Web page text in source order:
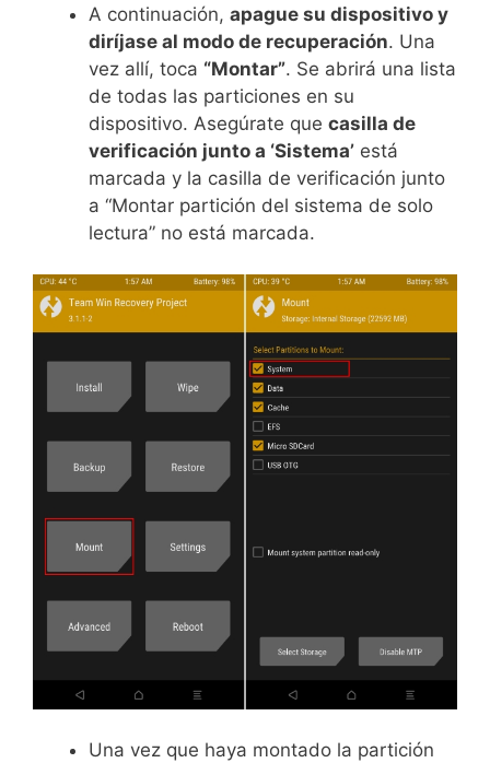
A continuación, apague su dispositivo y
diríjase al modo de recuperación. Una
vez allí, toca “Montar”. Se abrirá una lista
de todas las particiones en su
dispositivo. Asegúrate que casilla de
verificación junto a ‘Sistema’ está
marcada y la casilla de verificación junto
a “Montar partición del sistema de solo
lectura” no está marcada.
Una vez que haya montado la partición